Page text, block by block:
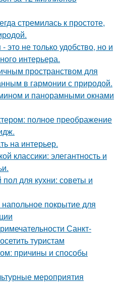
стремилась к простоте,
это не только удобство, но и
интерьера.
пространством для
в гармонии с природой.
и панорамными окнами
полное преображение
на интерьер.
классики: элегантность и
для кухни: советы и
покрытие для
Санкт-
туристам
причины и способы
мероприятия